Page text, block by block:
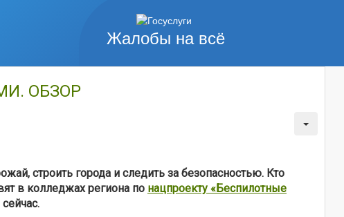
Жалобы на всё
ОБЗОР
строить города и следить за безопасностью. Кто
в колледжах региона по нацпроекту «Беспилотные